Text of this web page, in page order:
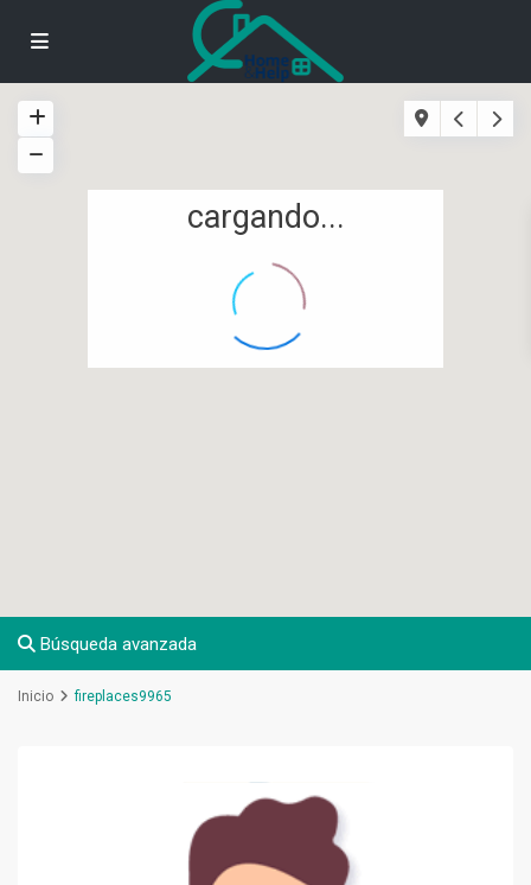
cargando...
Búsqueda avanzada
Inicio fireplaces9965